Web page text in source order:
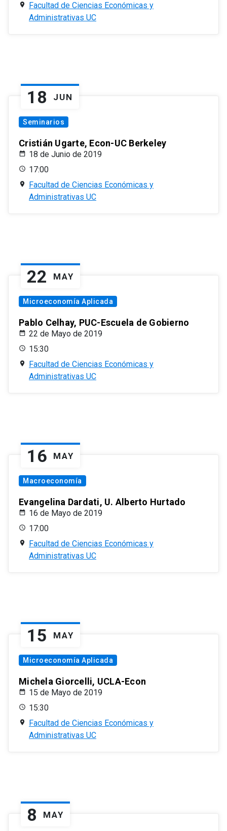
Facultad de Ciencias Económicas y
Administrativas UC
18 JUN
Seminarios
Cristián Ugarte, Econ-UC Berkeley
18 de Junio de 2019
17:00
Facultad de Ciencias Económicas y
Administrativas UC
22 MAY
Microeconomía Aplicada
Pablo Celhay, PUC-Escuela de Gobierno
22 de Mayo de 2019
15:30
Facultad de Ciencias Económicas y
Administrativas UC
16 MAY
Macroeconomía
Evangelina Dardati, U. Alberto Hurtado
16 de Mayo de 2019
17:00
Facultad de Ciencias Económicas y
Administrativas UC
15 MAY
Microeconomía Aplicada
Michela Giorcelli, UCLA-Econ
15 de Mayo de 2019
15:30
Facultad de Ciencias Económicas y
Administrativas UC
8 MAY